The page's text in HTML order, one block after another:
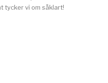
tycker vi om såklart!